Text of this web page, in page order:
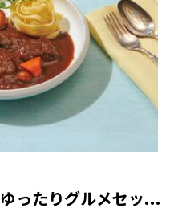
[夏のおすすめ]ご自宅でゆったりグルメセット（冷凍食品）